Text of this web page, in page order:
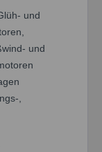
und
und
,